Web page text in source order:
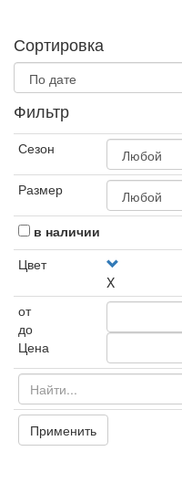
Сортировка
Фильтр
Сезон
Размер
в наличии
Цвет
X
от
до
Цена
Применить